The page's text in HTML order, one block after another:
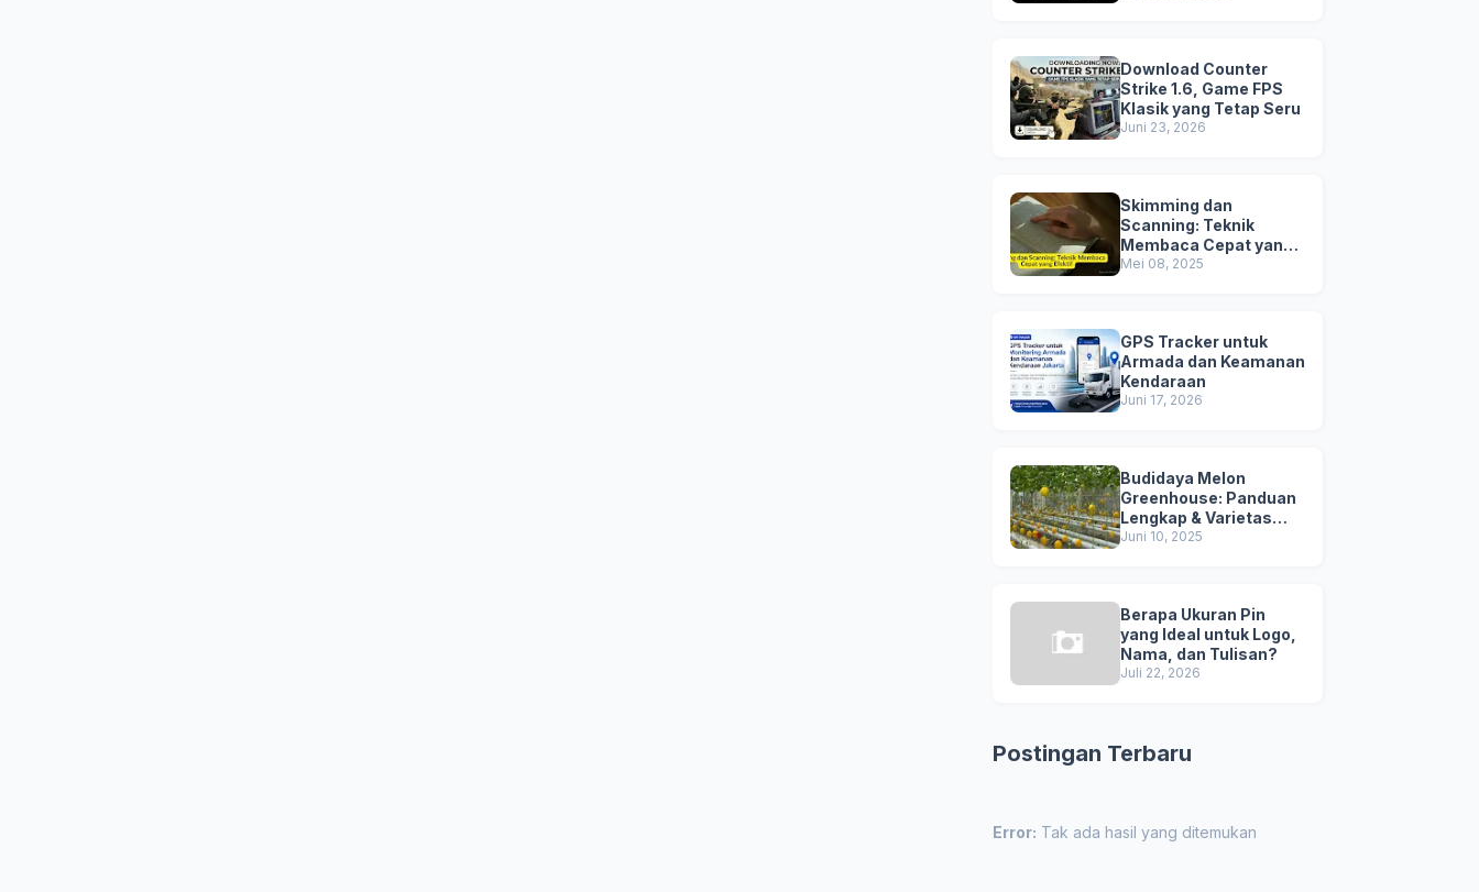
Download Counter
Strike 1.6, Game FPS
Klasik yang Tetap Seru
Juni 23, 2026
Skimming dan
Scanning: Teknik
Membaca Cepat yang
Efektif
Mei 08, 2025
GPS Tracker untuk
Armada dan Keamanan
Kendaraan
Juni 17, 2026
Budidaya Melon
Greenhouse: Panduan
Lengkap & Varietas
Unggul
Juni 10, 2025
Berapa Ukuran Pin
yang Ideal untuk Logo,
Nama, dan Tulisan?
Juli 22, 2026
Postingan Terbaru
Error: Tak ada hasil yang ditemukan